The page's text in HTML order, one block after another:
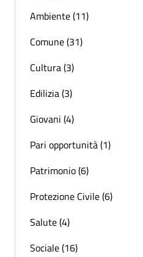
Ambiente (11)
Comune (31)
Cultura (3)
Edilizia (3)
Giovani (4)
Pari opportunità (1)
Patrimonio (6)
Protezione Civile (6)
Salute (4)
Sociale (16)